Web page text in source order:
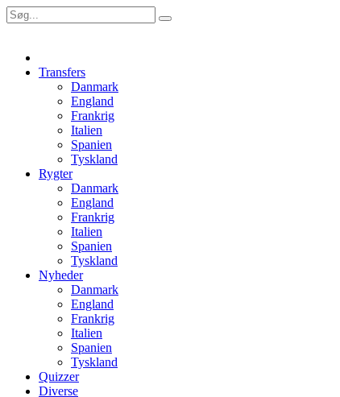
Transfers
Danmark
England
Frankrig
Italien
Spanien
Tyskland
Rygter
Danmark
England
Frankrig
Italien
Spanien
Tyskland
Nyheder
Danmark
England
Frankrig
Italien
Spanien
Tyskland
Quizzer
Diverse